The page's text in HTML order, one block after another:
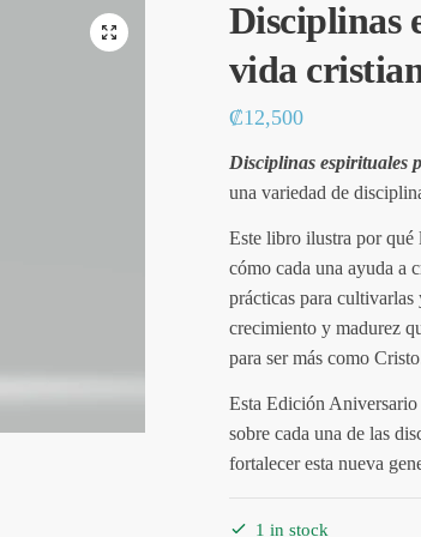
🔍
Disciplinas
vida
₡12,500
Disciplinas espirituales
una variedad de
Este libro ilustra por qué
cómo cada una ayuda a
prácticas para
crecimiento y madurez
para ser más como
Esta Edición
sobre cada una de las
fortalecer esta nueva
1 in stock